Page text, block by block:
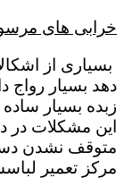
خرابی های
بسیاری از
دهد بسیار رواج
زبده بسیار
این مشکلات در
متوقف نشدن
مرکز تعمیر